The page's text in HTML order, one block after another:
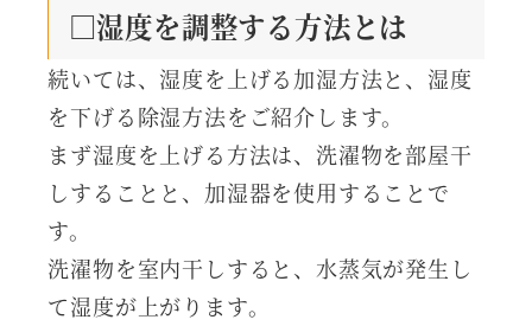
□湿度を調整する方法とは
続いては、湿度を上げる加湿方法と、湿度
を下げる除湿方法をご紹介します。
まず湿度を上げる方法は、洗濯物を部屋干
しすることと、加湿器を使用することで
す。
洗濯物を室内干しすると、水蒸気が発生し
て湿度が上がります。